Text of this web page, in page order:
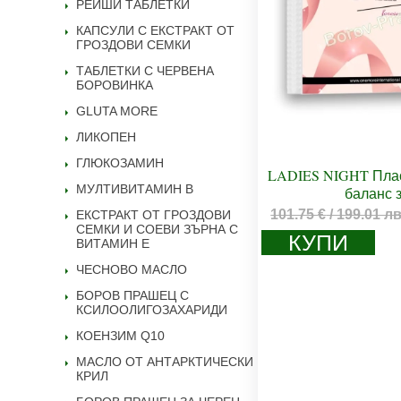
LADIES NIGHT
баланс
101.75€/ 199.01
КУПИ
РЕЙШИ ТАБЛЕТКИ
КАПСУЛИ С ЕКСТРАКТ ОТ
ГРОЗДОВИ СЕМКИ
ТАБЛЕТКИ С ЧЕРВЕНА
БОРОВИНКА
GLUTA MORE
ЛИКОПЕН
ГЛЮКОЗАМИН
МУЛТИВИТАМИН B
ЕКСТРАКТ ОТ ГРОЗДОВИ
СЕМКИ И СОЕВИ ЗЪРНА С
ВИТАМИН Е
ЧЕСНОВО МАСЛО
БОРОВ ПРАШЕЦ С
КСИЛООЛИГОЗАХАРИДИ
КОЕНЗИМ Q10
МАСЛО ОТ АНТАРКТИЧЕСКИ
КРИЛ